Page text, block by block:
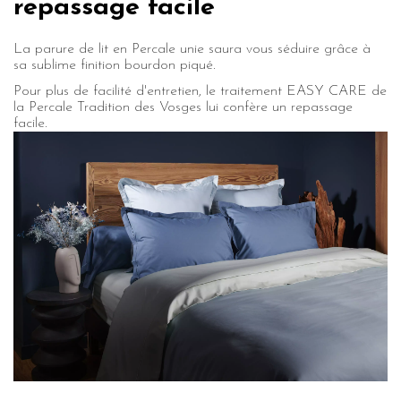
repassage facile
La parure de lit en Percale unie saura vous séduire grâce à
sa sublime finition bourdon piqué.
Pour plus de facilité d'entretien, le traitement EASY CARE de
la Percale Tradition des Vosges lui confère un repassage
facile.